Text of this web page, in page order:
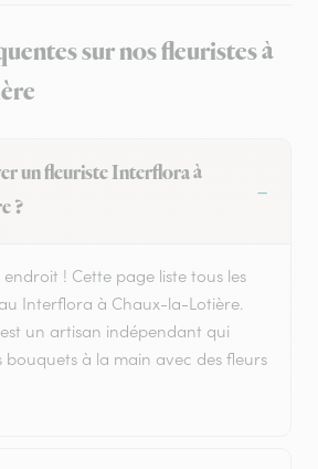
sur nos fleuristes à
un fleuriste Interflora à
?
! Cette page liste tous les
Interflora à Chaux-la-Lotière.
un artisan indépendant qui
à la main avec des fleurs